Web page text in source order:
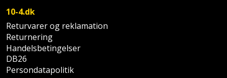
10-4.dk
Returvarer og reklamation
Returnering
Handelsbetingelser
DB26
Persondatapolitik